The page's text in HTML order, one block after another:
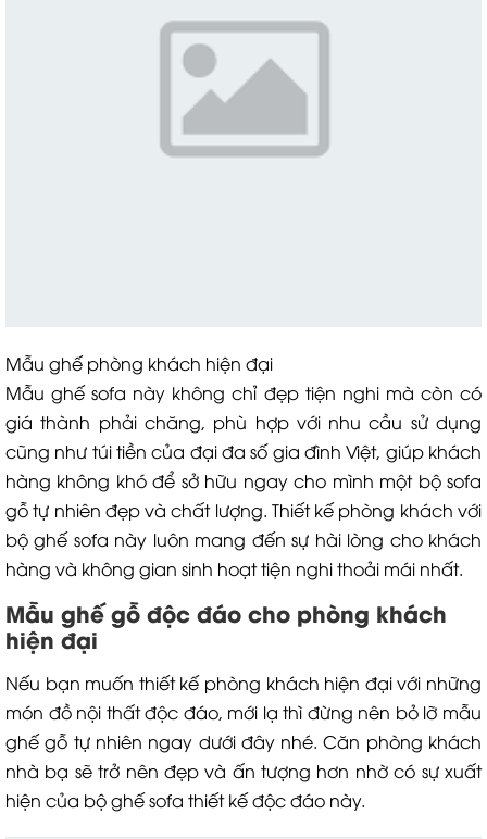
Mẫu ghế phòng khách hiện đại
Mẫu ghế sofa này không chỉ đẹp tiện nghi mà còn có
giá thành phải chăng, phù hợp với nhu cầu sử dụng
cũng như túi tiền của đại đa số gia đình Việt, giúp khách
hàng không khó để sở hữu ngay cho mình một bộ sofa
gỗ tự nhiên đẹp và chất lượng. Thiết kế phòng khách với
bộ ghế sofa này luôn mang đến sự hài lòng cho khách
hàng và không gian sinh hoạt tiện nghi thoải mái nhất.
Mẫu ghế gỗ độc đáo cho phòng khách
hiện đại
Nếu bạn muốn thiết kế phòng khách hiện đại với những
món đồ nội thất độc đáo, mới lạ thì đừng nên bỏ lỡ mẫu
ghế gỗ tự nhiên ngay dưới đây nhé. Căn phòng khách
nhà bạ sẽ trở nên đẹp và ấn tượng hơn nhờ có sự xuất
hiện của bộ ghế sofa thiết kế độc đáo này.